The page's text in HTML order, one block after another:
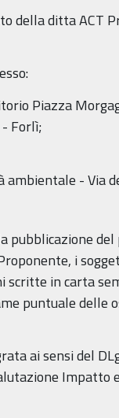
della ditta ACT
Piazza
Forlì;
- Via
pubblicazione
i
in carta
puntuale delle
ai sensi del
Impatto